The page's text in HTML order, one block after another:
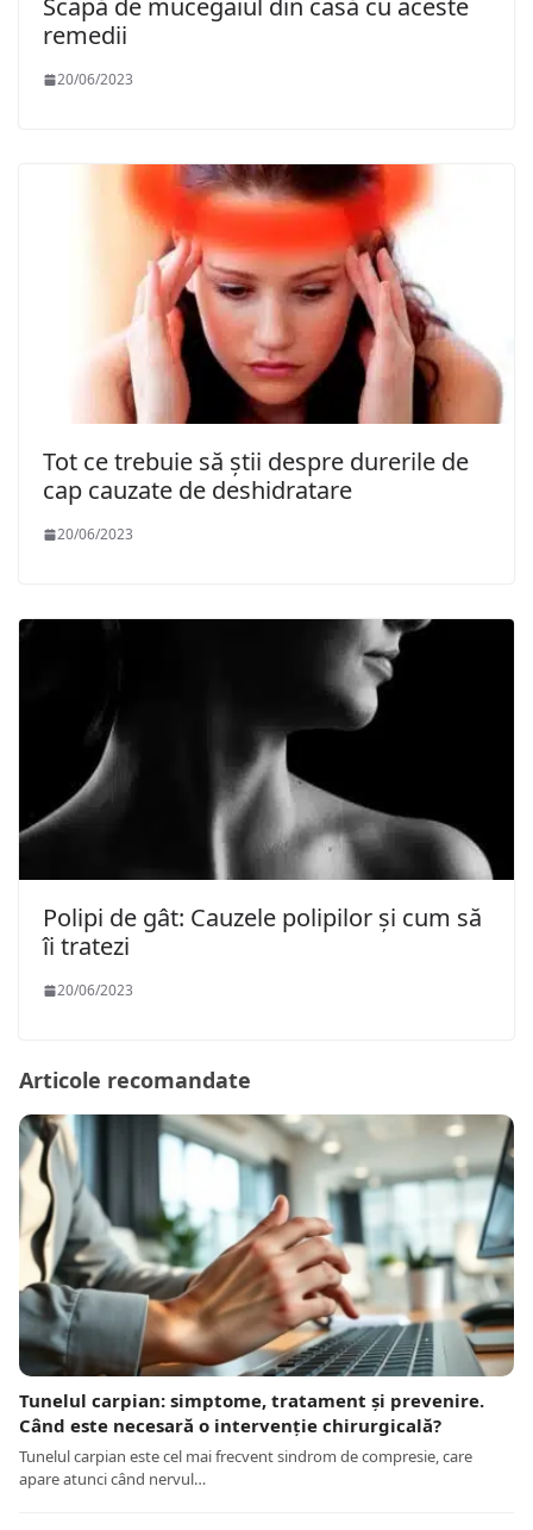
remedii
20/06/2023
Tot ce trebuie să știi despre durerile de
cap cauzate de deshidratare
20/06/2023
Polipi de gât: Cauzele polipilor și cum să
îi tratezi
20/06/2023
Articole recomandate
Tunelul carpian: simptome, tratament și prevenire.
Când este necesară o intervenție chirurgicală?
Tunelul carpian este cel mai frecvent sindrom de compresie, care
apare atunci când nervul…